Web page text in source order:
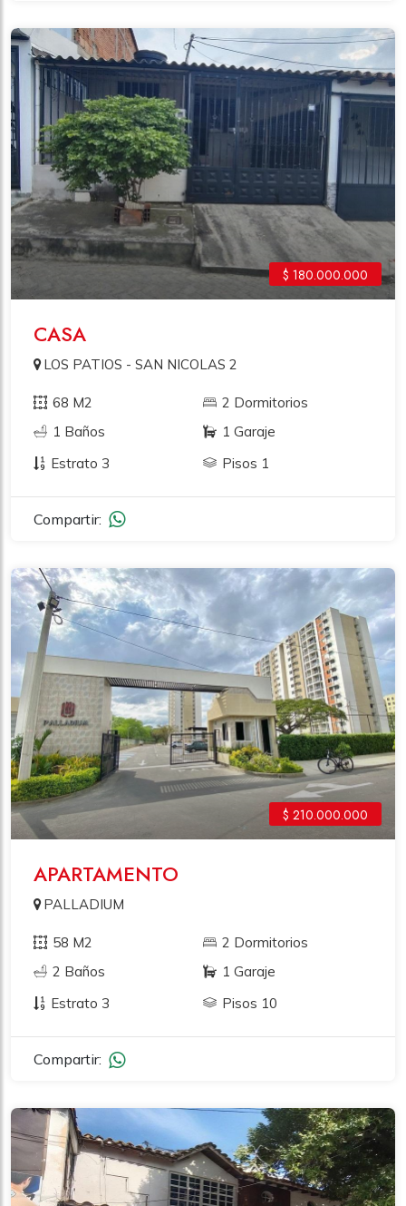
$ 180.000.000
CASA
LOS PATIOS - SAN NICOLAS 2
68 M2
2 Dormitorios
1 Baños
1 Garaje
Estrato 3
Pisos 1
Compartir:
$ 210.000.000
APARTAMENTO
PALLADIUM
58 M2
2 Dormitorios
2 Baños
1 Garaje
Estrato 3
Pisos 10
Compartir: